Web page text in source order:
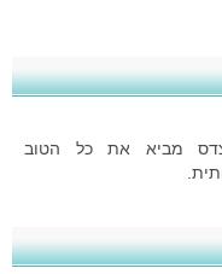
מביא את כל הטוב